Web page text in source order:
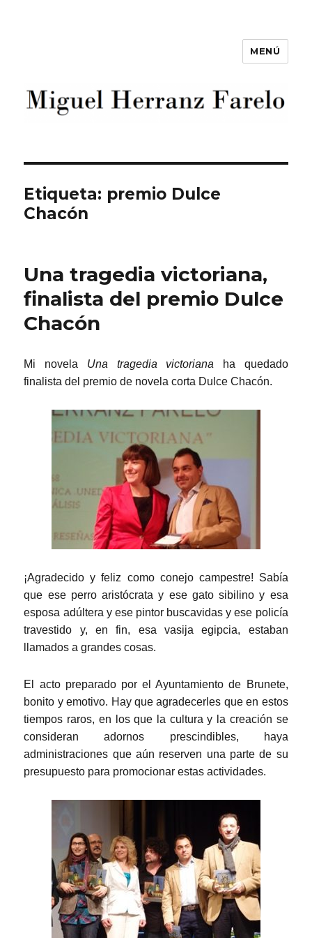
MENÚ
Etiqueta: premio Dulce
Chacón
Una tragedia victoriana,
finalista del premio Dulce
Chacón
Mi novela Una tragedia victoriana ha quedado
finalista del premio de novela corta Dulce Chacón.
¡Agradecido y feliz como conejo campestre! Sabía
que ese perro aristócrata y ese gato sibilino y esa
esposa adúltera y ese pintor buscavidas y ese policía
travestido y, en fin, esa vasija egipcia, estaban
llamados a grandes cosas.
El acto preparado por el Ayuntamiento de Brunete,
bonito y emotivo. Hay que agradecerles que en estos
tiempos raros, en los que la cultura y la creación se
consideran adornos prescindibles, haya
administraciones que aún reserven una parte de su
presupuesto para promocionar estas actividades.